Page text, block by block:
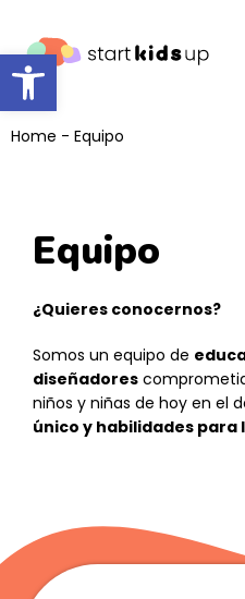
Abrir barra de herramientas
Home - Equipo
Equipo
¿Quieres conocernos?
Somos un equipo de
diseñadores
niños y niñas de hoy en el
único y habilidades para